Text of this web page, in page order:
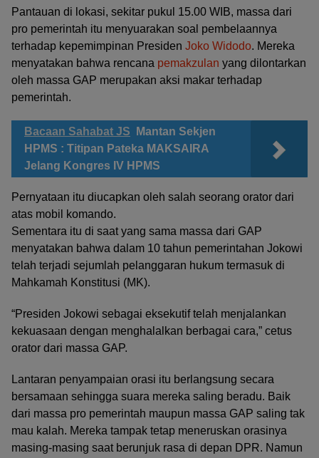
Pantauan di lokasi, sekitar pukul 15.00 WIB, massa dari
pro pemerintah itu menyuarakan soal pembelaannya
terhadap kepemimpinan Presiden Joko Widodo. Mereka
menyatakan bahwa rencana pemakzulan yang dilontarkan
oleh massa GAP merupakan aksi makar terhadap
pemerintah.
Bacaan Sahabat JS
Mantan Sekjen
HPMS : Titipan Pateka MAKSAIRA
Jelang Kongres IV HPMS
Pernyataan itu diucapkan oleh salah seorang orator dari
atas mobil komando.
Sementara itu di saat yang sama massa dari GAP
menyatakan bahwa dalam 10 tahun pemerintahan Jokowi
telah terjadi sejumlah pelanggaran hukum termasuk di
Mahkamah Konstitusi (MK).
“Presiden Jokowi sebagai eksekutif telah menjalankan
kekuasaan dengan menghalalkan berbagai cara,” cetus
orator dari massa GAP.
Lantaran penyampaian orasi itu berlangsung secara
bersamaan sehingga suara mereka saling beradu. Baik
dari massa pro pemerintah maupun massa GAP saling tak
mau kalah. Mereka tampak tetap meneruskan orasinya
masing-masing saat berunjuk rasa di depan DPR. Namun